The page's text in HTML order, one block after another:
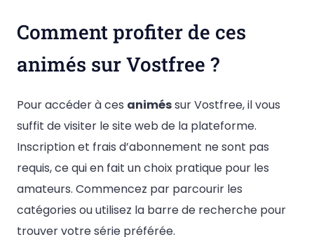
Comment profiter de ces
animés sur Vostfree ?
Pour accéder à ces animéssur Vostfree, il vous
suffit de visiter le site web de la plateforme.
Inscription et frais d’abonnement ne sont pas
requis, ce qui en fait un choix pratique pour les
amateurs. Commencez par parcourir les
catégories ou utilisez la barre de recherche pour
trouver votre série préférée.